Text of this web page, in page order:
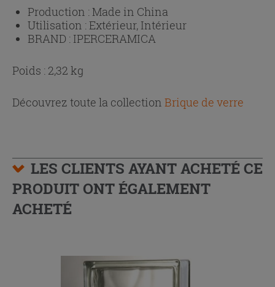
Production :Made in China
Utilisation :Extérieur, Intérieur
BRAND : IPERCERAMICA
Poids : 2,32 kg
Découvrez toute la collection Brique de verre
LES CLIENTS AYANT ACHETÉ CE
PRODUIT ONT ÉGALEMENT
ACHETÉ